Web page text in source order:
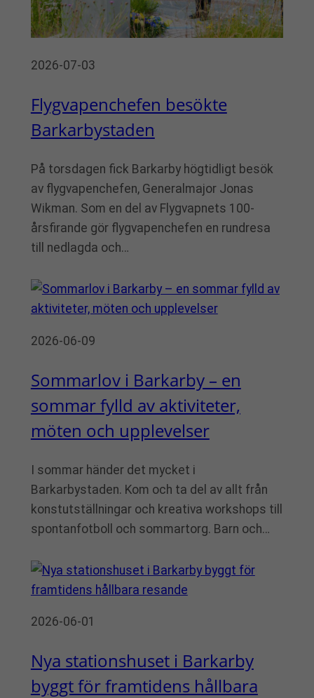
2026-07-03
Flygvapenchefen besökte
Barkarbystaden
På torsdagen fick Barkarby högtidligt besök
av flygvapenchefen, Generalmajor Jonas
Wikman. Som en del av Flygvapnets 100-
årsfirande gör flygvapenchefen en rundresa
till nedlagda och…
2026-06-09
Sommarlov i Barkarby – en
sommar fylld av aktiviteter,
möten och upplevelser
I sommar händer det mycket i
Barkarbystaden. Kom och ta del av allt från
konstutställningar och kreativa workshops till
spontanfotboll och sommartorg. Barn och…
2026-06-01
Nya stationshuset i Barkarby
byggt för framtidens hållbara